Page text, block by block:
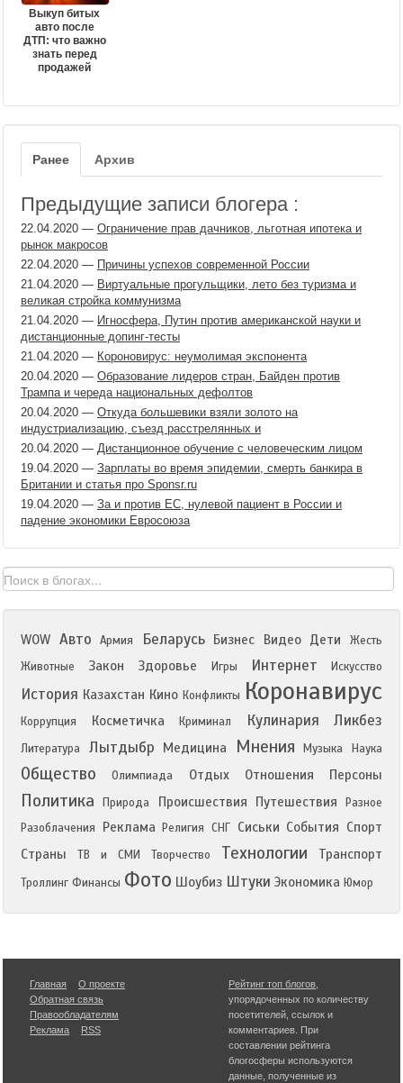
Выкуп битых
авто после
ДТП: что важно
знать перед
продажей
Ранее Архив
Предыдущие записи блогера :
22.04.2020 — Ограничение прав дачников, льготная ипотека и
рынок макросов
22.04.2020 — Причины успехов современной России
21.04.2020 — Виртуальные прогульщики, лето без туризма и
великая стройка коммунизма
21.04.2020 — Игносфера, Путин против американской науки и
дистанционные допинг-тесты
21.04.2020 — Короновирус: неумолимая экспонента
20.04.2020 — Образование лидеров стран, Байден против
Трампа и череда национальных дефолтов
20.04.2020 — Откуда большевики взяли золото на
индустриализацию, съезд расстрелянных и
20.04.2020 — Дистанционное обучение с человеческим лицом
19.04.2020 — Зарплаты во время эпидемии, смерть банкира в
Британии и статья про Sponsr.ru
19.04.2020 — За и против ЕС, нулевой пациент в России и
падение экономики Евросоюза
WOW Авто Армия Беларусь Бизнес Видео Дети
Жесть
Животные
Закон Здоровье Игры Интернет Искусство
История Казахстан Кино Конфликты Коронавирус
Коррупция Косметичка Криминал Кулинария Ликбез
Литература Лытдыбр Медицина Мнения Музыка Наука
Общество Олимпиада Отдых Отношения Персоны
Политика Природа Происшествия Путешествия
Разное
Разоблачения
Реклама Религия СНГ Сиськи События Спорт
Страны
ТВ и СМИ Творчество Технологии Транспорт
Троллинг Финансы Фото Шоубиз Штуки Экономика Юмор
Главная
О проекте
Обратная связь
Правообладателям
Реклама
RSS
Рейтинг топ блогов
упорядоченных по количеству
посетителей, ссылок и
комментариев. При
составлении рейтинга
блогосферы используются
данные, полученные из